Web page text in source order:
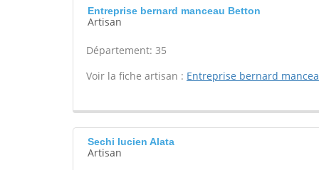
Entreprise bernard manceau Betton
Artisan
Département: 35
Voir la fiche artisan : Entreprise bernard
Sechi lucien Alata
Artisan